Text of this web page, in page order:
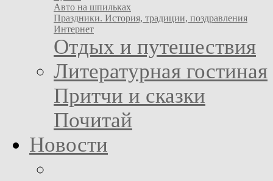
Авто на шпильках
Праздники. История, традиции, поздравления
Интернет
Отдых и путешествия
Литературная гостиная
Притчи и сказки
Почитай
Новости